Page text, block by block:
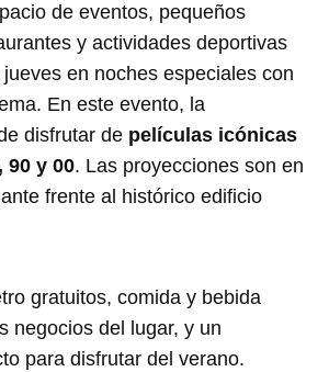
de eventos, pequeños
y actividades deportivas
en noches especiales con
En este evento, la
disfrutar de películas icónicas
90 y 00. Las proyecciones son en
frente al histórico edificio
gratuitos, comida y bebida
negocios del lugar, y un
para disfrutar del verano.